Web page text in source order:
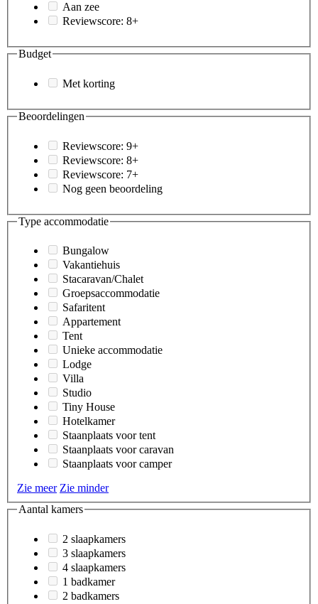
Aan zee
Reviewscore: 8+
Budget
Met korting
Beoordelingen
Reviewscore: 9+
Reviewscore: 8+
Reviewscore: 7+
Nog geen beoordeling
Type accommodatie
Bungalow
Vakantiehuis
Stacaravan/Chalet
Groepsaccommodatie
Safaritent
Appartement
Tent
Unieke accommodatie
Lodge
Villa
Studio
Tiny House
Hotelkamer
Staanplaats voor tent
Staanplaats voor caravan
Staanplaats voor camper
Zie meer Zie minder
Aantal kamers
2 slaapkamers
3 slaapkamers
4 slaapkamers
1 badkamer
2 badkamers